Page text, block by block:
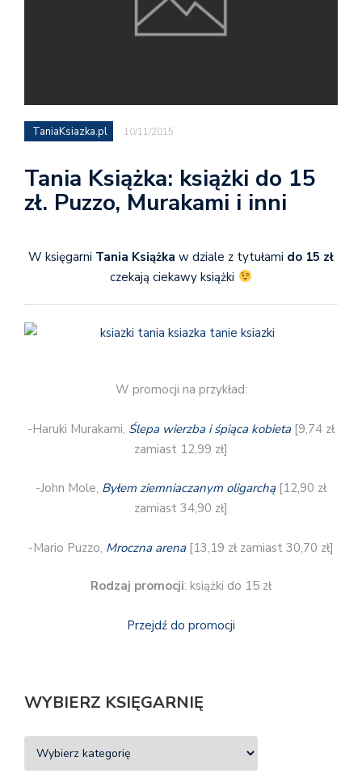
TaniaKsiazka.pl 10/11/2015
Tania Książka: książki do 15
zł. Puzzo, Murakami i inni
W księgarni Tania Książka w dziale z tytułami do 15 zł
czekają ciekawy książki
W promocji na przykład:
-Haruki Murakami, Ślepa wierzba i śpiąca kobieta[9,74 zł
zamiast 12,99 zł]
-John Mole, Byłem ziemniaczanym oligarchą[12,90 zł
zamiast 34,90 zł]
-Mario Puzzo, Mroczna arena[13,19 zł zamiast 30,70 zł]
Rodzaj promocji: książki do 15 zł
Przejdź do promocji
WYBIERZ KSIĘGARNIĘ